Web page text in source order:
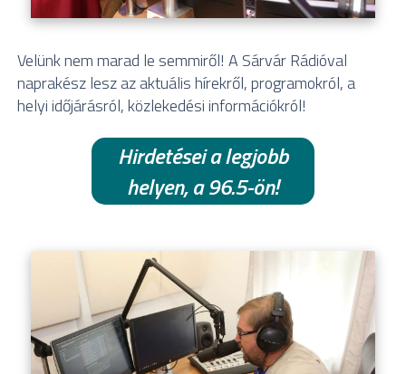
Velünk nem marad le semmiről! A Sárvár Rádióval
naprakész lesz az aktuális hírekről, programokról, a
helyi időjárásról, közlekedési információkról!
Hirdetései a legjobb
helyen, a 96.5-ön!